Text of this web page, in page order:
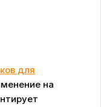
для
на